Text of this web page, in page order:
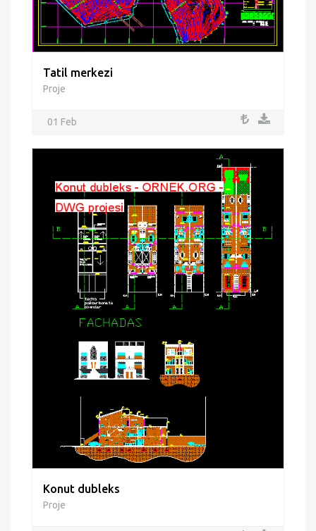
Tatil merkezi
Proje
01 Feb
Konut dubleks
Proje